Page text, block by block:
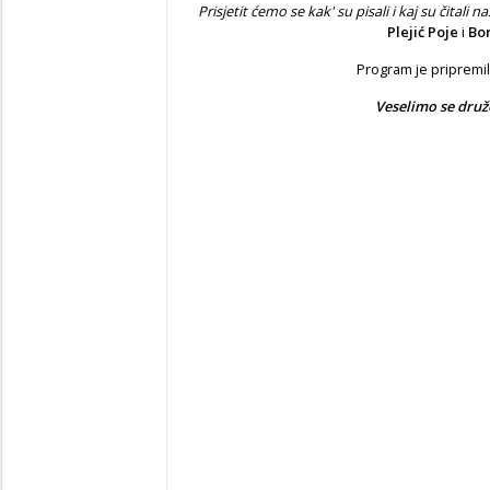
Prisjetit ćemo se kak' su pisali i kaj su čitali
Plejić Poje i
Program je
Veselimo se